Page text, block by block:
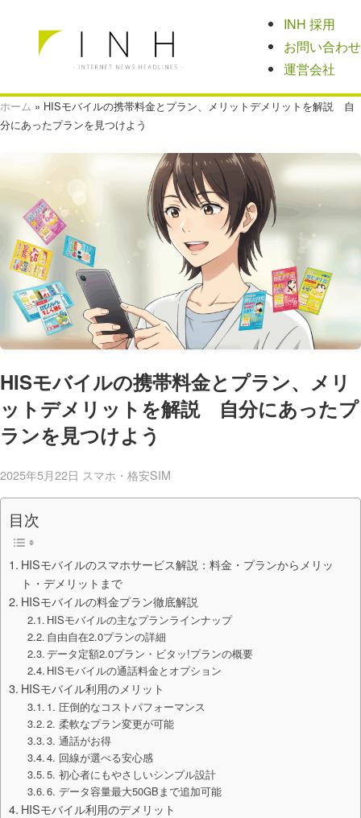
INH 採用
お問い合わせ
運営会社
ホーム » HISモバイルの携帯料金とプラン、メリットデメリットを解説 自
分にあったプランを見つけよう
HISモバイルの携帯料金とプラン、メリ
ットデメリットを解説 自分にあったプ
ランを見つけよう
2025年5月22日 スマホ・格安SIM
目次
HISモバイルのスマホサービス解説：料金・プランからメリッ
ト・デメリットまで
HISモバイルの料金プラン徹底解説
HISモバイルの主なプランラインナップ
自由自在2.0プランの詳細
データ定額2.0プラン・ビタッ!プランの概要
HISモバイルの通話料金とオプション
HISモバイル利用のメリット
1. 圧倒的なコストパフォーマンス
2. 柔軟なプラン変更が可能
3. 通話がお得
4. 回線が選べる安心感
5. 初心者にもやさしいシンプル設計
6. データ容量最大50GBまで追加可能
HISモバイル利用のデメリット